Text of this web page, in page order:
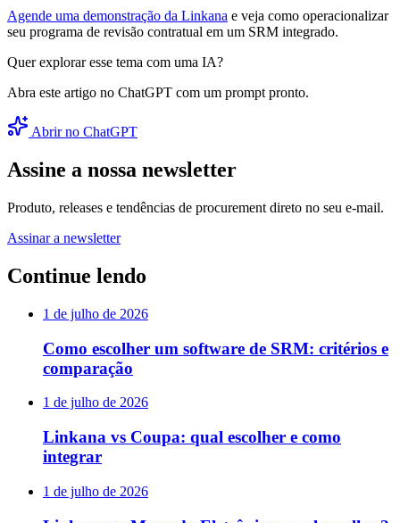
Agende uma demonstração da Linkana e veja como operacionalizar
seu programa de revisão contratual em um SRM integrado.
Quer explorar esse tema com uma IA?
Abra este artigo no ChatGPT com um prompt pronto.
Abrir no ChatGPT
Assine a nossa newsletter
Produto, releases e tendências de procurement direto no seu e-mail.
Assinar a newsletter
Continue lendo
1 de julho de 2026
Como escolher um software de SRM: critérios e
comparação
1 de julho de 2026
Linkana vs Coupa: qual escolher e como
integrar
1 de julho de 2026